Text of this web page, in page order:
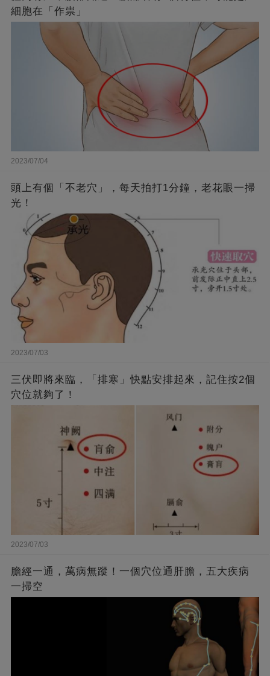
細胞在「作祟」
2023/07/04
頭上有個「不老穴」，每天拍打1分鐘，老花眼一掃
光！
2023/07/03
三伏即將來臨，「排寒」快點安排起來，記住按2個
穴位就夠了！
2023/07/03
膽經一通，萬病無蹤！一個穴位通肝膽，五大疾病
一掃空